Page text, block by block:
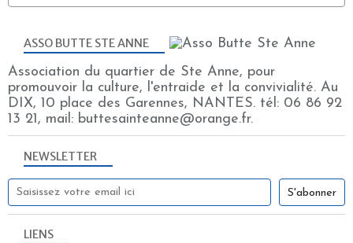
NEWSLETTER
ASSO BUTTE STE ANNE
Association du quartier de Ste Anne, pour
promouvoir la culture, l'entraide et la convivialité. Au
DIX, 10 place des Garennes, NANTES. tél: 06 86 92
13 21, mail: buttesainteanne@orange.fr.
LIENS